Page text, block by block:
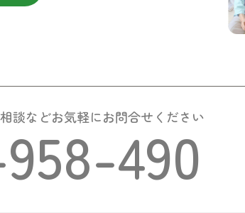
談などお気軽にお問合せください
490